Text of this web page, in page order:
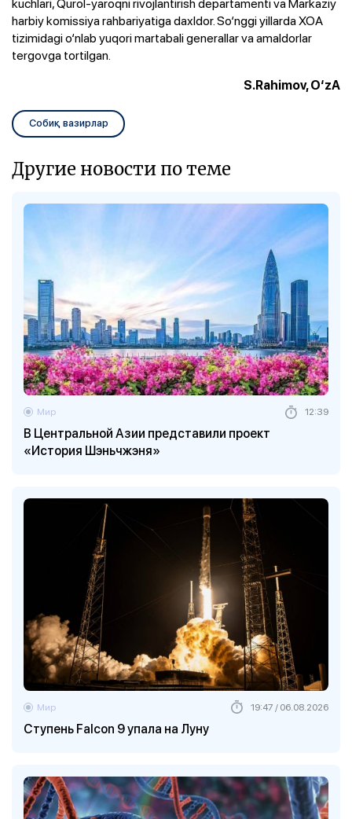
harbiy komissiya rahbariyatiga daxldor. So‘nggi yillarda XOA
tizimidagi o‘nlab yuqori martabali generallar va amaldorlar
tergovga tortilgan.
S.Rahimov, O‘zA
Собиқ вазирлар
Другие новости по теме
В Центральной Азии представили проект
«История Шэньчжэня»
Мир 12:39
Ступень Falcon 9 упала на Луну
Мир 19:47 / 06.08.2026